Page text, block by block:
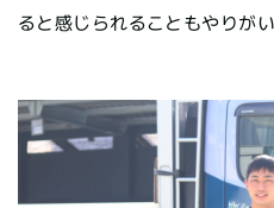
ると感じられることもやりが